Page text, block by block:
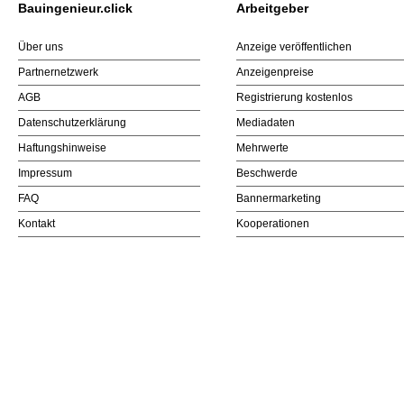
Bauingenieur.click Arbeitgeber
Über uns
Partnernetzwerk
AGB
Datenschutzerklärung
Haftungshinweise
Impressum
FAQ
Kontakt
Anzeige veröffentlichen
Anzeigenpreise
Registrierung kostenlos
Mediadaten
Mehrwerte
Beschwerde
Bannermarketing
Kooperationen